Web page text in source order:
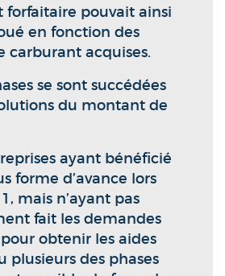
forfaitaire pouvait ainsi
en fonction des
carburant acquises.
se sont succédées
du montant de
ayant bénéficié
forme d’avance lors
mais n’ayant pas
fait les demandes
obtenir les aides
plusieurs des phases